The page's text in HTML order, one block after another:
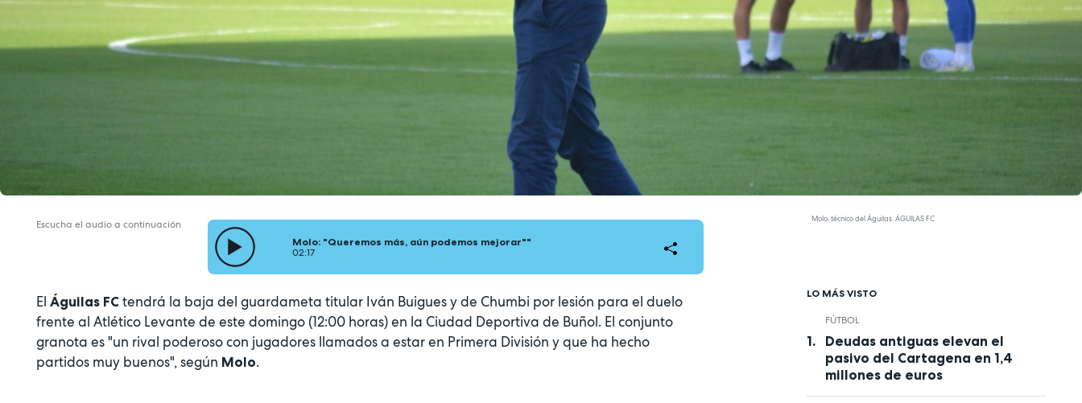
Molo, técnico del Águilas. ÁGUILAS FC
Escucha el audio a continuación
Molo: "Queremos más, aún podemos mejorar""
02:17
El Águilas FC tendrá la baja del guardameta titular Iván Buigues y de Chumbi por lesión para el duelo
frente al Atlético Levante de este domingo (12:00 horas) en la Ciudad Deportiva de Buñol. El conjunto
granota es "un rival poderoso con jugadores llamados a estar en Primera División y que ha hecho
partidos muy buenos", según Molo.
LO MÁS VISTO
FÚTBOL
Deudas antiguas elevan el
pasivo del Cartagena en 1,4
millones de euros